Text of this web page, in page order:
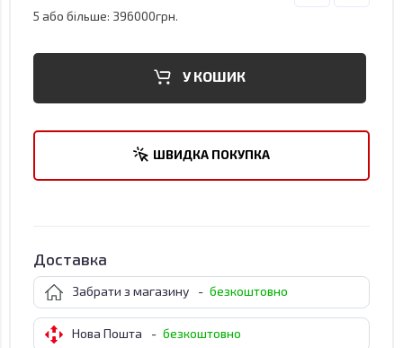
5 або більше: 396000грн.
У КОШИК
ШВИДКА ПОКУПКА
Доставка
Забрати з магазину - безкоштовно
Нова Пошта - безкоштовно